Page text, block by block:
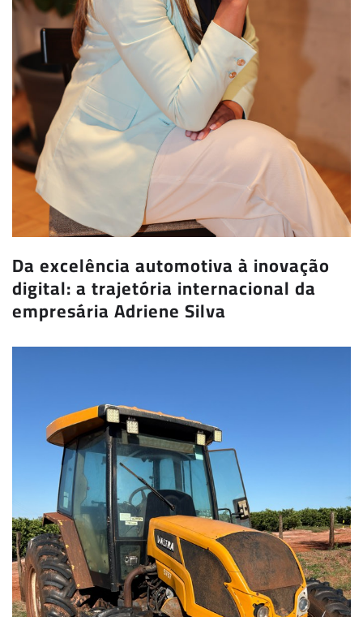
Da excelência automotiva à inovação
digital: a trajetória internacional da
empresária Adriene Silva